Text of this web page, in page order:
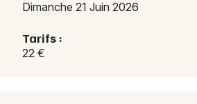
Dimanche 21 Juin 2026
Tarifs :
22 €